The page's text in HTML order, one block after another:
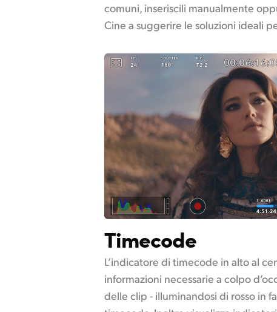
comuni, inseriscili manualmente
Cine a suggerire le soluzioni ideali
Timecode
L’indicatore di timecode in alto al
informazioni necessarie a colpo
delle clip - illuminandosi di rosso in